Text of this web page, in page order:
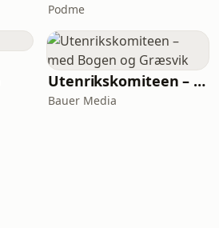
Podme
Utenrikskomiteen – med Bogen og Græsvik
Bauer Media